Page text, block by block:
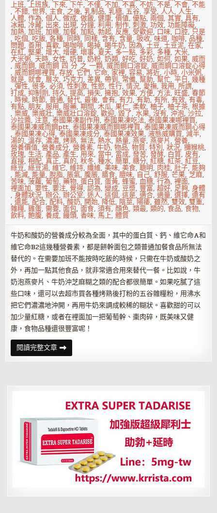
俗
上班,上班族,下來,下午,不僅,不加,不喜,不妨,不是,不會,不能
,不錯,世界,主食, 之後,乳制品,乳糖,五谷,享受,人人,人生,
人體,作為,個人,做成,做飯,健康,價值,優點, 兩個,其實,具有,
冰箱, 冷藏, 出來, 出現,分鐘,利用,制作,刺激,功效,功能障礙,
加熱,加班,加糖,加餐,加點,勃起, 反應, 受歡迎, 口味, 口腔, 只是
, 吃個, 吃飯,各種, 同時, 同樣,含有,含量, 吸收, 味道, 咖啡, 品種,
問題,善用,喜歡, 喝咖啡, 喝掉, 喝牛奶, 因為,土豆,土豆泥,在家,
在紅,堅果,增大,增硬,壞事, 夏天, 多一點, 多彩, 多種,大米,
大米粥, 天時,女性,奶昔,奶粉,奶類,好吃,好奶,如何,如果,威而
,威而鋼,威而鋼 四 分 之 一顆,威而鋼口溶錠,威而鋼口溶錠心得
,威而鋼哪裡買,存放, 它們, 它命, 家裡,容易,將近,小時,小米粥,
就是,就會,層次,巧克力,差異,帶到, 常備,幫助,幫忙,平日,幾種
,彈性,很多,必須,性刺激,性慾,性行,情況, 愛撫,我用,所謂,
打成,抑制劑,持久,提高,損失,擁抱,效果, 方便, 方法, 旺盛,春節
, 時候, 時節,普通,替代,最後, 會有,有力,有助,有所,有效,有毒,
有點,朋友,服用,服藥,期間,木瓜,果仁,柔軟,柚子,柚子茶,根據
,樂威,樂威壯,樂威壯口溶錠,歡迎,毀了,水果,沒有,沖泡,沙拉,
沙拉醬, 注意,泰國果凍副作用,泰國果凍吃法,泰國果凍哪裡買,
泰國果凍威而鋼ptt,泰國果凍威而鋼哪裡買,泰國果凍威而鋼心得
,泰國果凍心得,泰國果凍成分,泰國果凍效果,液態威購買,減半,
湯的,溫存,濃濃,烤熟,無法,熱水,熱量,燕麥,燕麥片,營養,
營養價值,營養成分,營養素,牛奶,物品,物質,特別,狀況,獼猴桃,
玫瑰,生活,產品,產生, 用來, 當中, 當成,發苦,發酵, 白質,皮有,
直接,相配,真正,真的,秋冬,種水,簡單,糖分,紅糖,紅茶,紅豆,
綠豆,綠豆湯,維它,維持,纖維,美味,美食,聰明, 肉桂,肚子, 能夠
,能減,能量,脫脂,脹氣,腹脹,膳食,膻味, 自己,舒服,芒果,芝麻,
苦味,菠蘿,葡萄,藥物,蛋白質,蛋黃,蜂蜜,血糖,行為,裡面,
裡面加,要性,要注, 覺得,認為,變成,豆漿, 豐富,超好, 足夠,身體
,身體狀況,辦公,辦公室,迷人,這個,這是,適合,適量,選擇,還有
,還能,配合,配料,酸奶, 開始, 降低, 陰莖, 陽痿,雖然,雙效,雙重,
雜糧,雞蛋, 需要,面包,面食,須有,顏色,類最,類的,食品,食物,
飲料,飽腹,養成,饅頭,香味, 馬上,體質
牛奶和酸奶的營養成分較為全面，其中的蛋白質、鈣、維它命A和
維它命B2這幾種營養素，都是餅幹面包之類普通加餐食品所無法
替代的。在需要加班不能按時吃飯的時候，只需在牛奶或酸奶之
外，再加一點其他食品，就非常適合用來替代一餐。比如說，牛
奶泡燕麥片、牛奶沖芝麻糊之類的配合都很簡單。如果吃膩了這
些口味，還可以去超市買各種烤熟後打粉的五谷雜糧粉，用沸水
把它們濃濃地沖開，再用牛奶來調成較稀的糊狀。喜歡甜的可以
加少量紅糖，或者在裡面加一把葡萄幹、棗肉碎，既美味又健
康，食物品種還很豐富呢！
閱讀完整文章上
班
族
何
乳
制
品